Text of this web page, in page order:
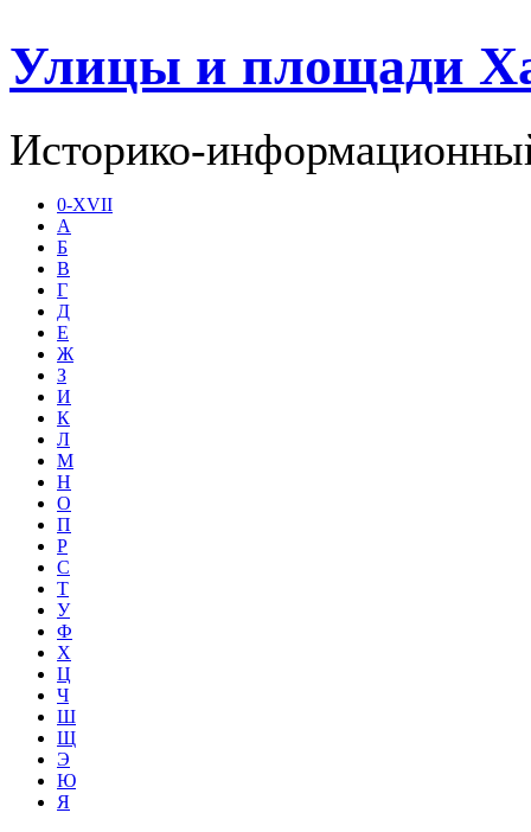
Улицы и площади
Историко-
0-XVII
А
Б
В
Г
Д
Е
Ж
З
И
К
Л
М
Н
О
П
Р
С
Т
У
Ф
Х
Ц
Ч
Ш
Щ
Э
Ю
Я